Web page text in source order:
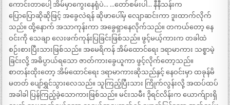
ကောင်းတာပေါ့ အိမ်မှာကွေးနေရုံပဲ… …တော်စမ်းပါ… နီနီသန်းက
ပြောပြောဆိုဆိုဖြင့် အခွေလဲရန် ဆိုဖာပေါ်မှ လျောဆင်းကာ ဒူးထာက်လိုက်
သည်။ ထို့နောက် အသာကုန်းကာ အခွေရှာနေလိုက်သည်။ တကယ်တော့ နေ
ဝင်းကို သေချာ လေးဖက်ကုန်းပြခြင်းဖြစ်သည်။ ဖွင့်မယ့်ကားက တခါထဲ
စဉ်းစားပြီးသားဖြစ်သည်။ အမေရိကန် အိမ်ထောင်ရေး ဒရာမာကား သစ္စာမဲ့
ခြင်းလို့ အဓိပ္ပာယ်ရသော ဇာတ်ကားခွေယူကာ ဖွင့်လိုက်တော့သည်။
စာတန်းထိုးတော့ အိမ်ထောင်ရေး ဒရာမာကားဆိုသည်နှင့် နေဝင်းမှာ ထခုန်မိ
မတတ် ပျော်ရွှင်သွားလေသည်။ သူကြည့်ပြီးသား ကြိုက်လွန်းလို့ အထပ်ထပ်
အခါခါ ပြန်ကြည့်ခဲ့သောကားဖြစ်သည်။ မင်းသမီး ဒိုရင်လိန်းက ယောက်ျားရှိ